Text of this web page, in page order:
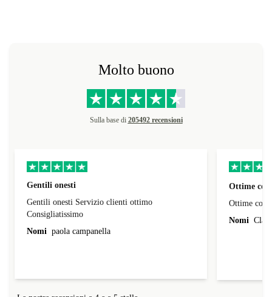
Molto buono
Sulla base di 205492 recensioni
Gentili onesti
Gentili onesti Servizio clienti ottimo
Consigliatissimo
Nomi paola campanella
Ottime
Ottime
Nomi